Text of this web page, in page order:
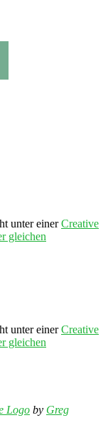
unter einerCreative
gleichen
unter einerCreative
gleichen
Logo by Greg